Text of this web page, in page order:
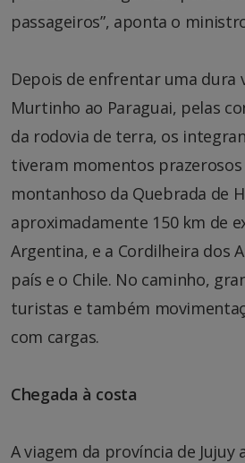
passageiros”, aponta o
Depois de enfrentar uma dura
Murtinho ao Paraguai, pelas
da rodovia de terra, os
tiveram momentos prazerosos
montanhoso da Quebrada de
aproximadamente 150 km de
Argentina, e a Cordilheira dos
país e o Chile. No caminho,
turistas e também
com cargas.
Chegada à costa
A viagem da província de Jujuy